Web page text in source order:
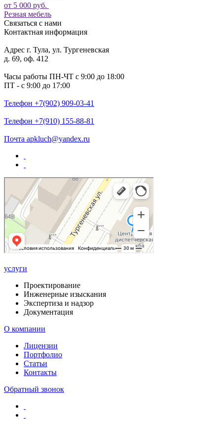
от 5 000 руб.
Резная мебель
Связаться с нами
Контактная информация
Адрес г. Тула, ул. Тургеневская
д. 69, оф. 412
Часы работы ПН-ЧТ с 9:00 до 18:00
ПТ - с 9:00 до 17:00
Телефон +7(902) 909-03-41
Телефон +7(910) 155-88-81
Почта apkluch@yandex.ru
услуги
Проектирование
Инженерные изыскания
Экспертиза и надзор
Документация
О компании
Лицензии
Портфолио
Статьи
Контакты
Обратный звонок